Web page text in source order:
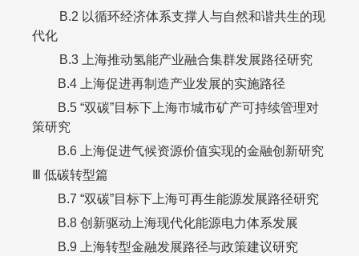
B.2 以循环经济体系支撑人与自然和谐共生的现
代化
B.3
上海推动氢能产业融合集群发展路径研究
B.4
上海促进再制造产业发展的实施路径
B.5 “双碳”目标下上海市城市矿产可持续管理对
策研究
B.6
上海促进气候资源价值实现的金融创新研究
Ⅲ 低碳转型篇
B.7 “双碳”目标下上海可再生能源发展路径研究
B.8 创新驱动上海现代化能源电力体系发展
B.9
上海转型金融发展路径与政策建议研究